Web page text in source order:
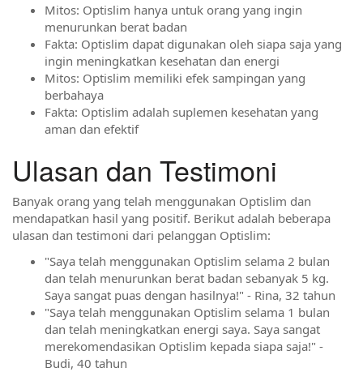
Mitos: Optislim hanya untuk orang yang ingin
menurunkan berat badan
Fakta: Optislim dapat digunakan oleh siapa saja yang
ingin meningkatkan kesehatan dan energi
Mitos: Optislim memiliki efek sampingan yang
berbahaya
Fakta: Optislim adalah suplemen kesehatan yang
aman dan efektif
Ulasan dan Testimoni
Banyak orang yang telah menggunakan Optislim dan
mendapatkan hasil yang positif. Berikut adalah beberapa
ulasan dan testimoni dari pelanggan Optislim:
"Saya telah menggunakan Optislim selama 2 bulan
dan telah menurunkan berat badan sebanyak 5 kg.
Saya sangat puas dengan hasilnya!" - Rina, 32 tahun
"Saya telah menggunakan Optislim selama 1 bulan
dan telah meningkatkan energi saya. Saya sangat
merekomendasikan Optislim kepada siapa saja!" -
Budi, 40 tahun